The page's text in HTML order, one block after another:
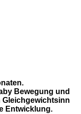
Bewegung und
Entwicklung.